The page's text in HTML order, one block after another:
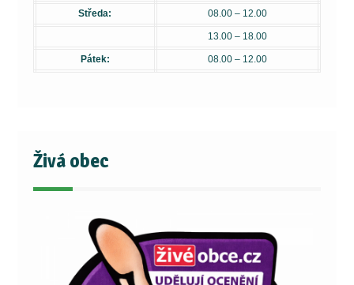
Středa: 08.00 – 12.00
13.00 – 18.00
Pátek: 08.00 – 12.00
Živá obec